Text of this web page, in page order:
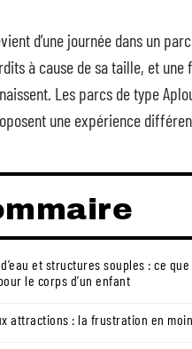
d’une journée dans un
à cause de sa taille, et
Les parcs de type
une expérience
et structures souples : ce que
le corps d’un enfant
attractions : la frustration en